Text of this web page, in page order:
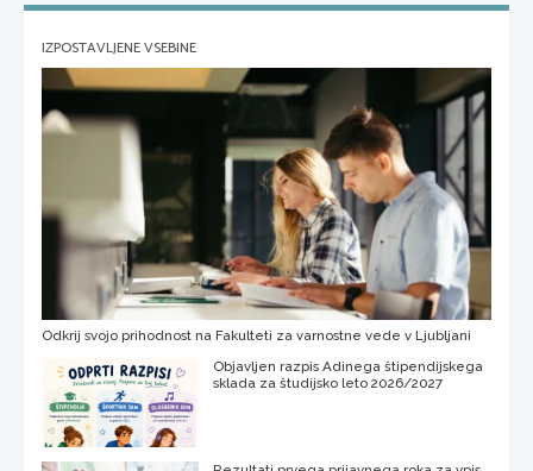
IZPOSTAVLJENE VSEBINE
Odkrij svojo prihodnost na Fakulteti za varnostne vede v Ljubljani
Objavljen razpis Adinega štipendijskega
sklada za študijsko leto 2026/2027